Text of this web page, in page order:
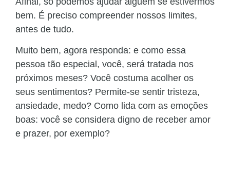
bem. É preciso compreender nossos limites,
antes de tudo.
Muito bem, agora responda: e como essa
pessoa tão especial, você, será tratada nos
próximos meses? Você costuma acolher os
seus sentimentos? Permite-se sentir tristeza,
ansiedade, medo? Como lida com as emoções
boas: você se considera digno de receber amor
e prazer, por exemplo?